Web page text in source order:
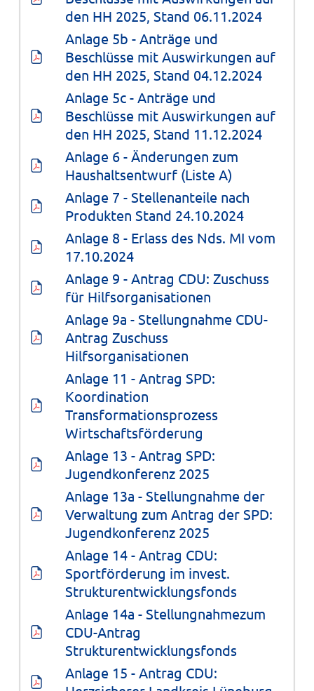
den HH 2025, Stand 06.11.2024
Anlage 5b - Anträge und
Beschlüsse mit Auswirkungen auf
den HH 2025, Stand 04.12.2024
Anlage 5c - Anträge und
Beschlüsse mit Auswirkungen auf
den HH 2025, Stand 11.12.2024
Anlage 6 - Änderungen zum
Haushaltsentwurf (Liste A)
Anlage 7 - Stellenanteile nach
Produkten Stand 24.10.2024
Anlage 8 - Erlass des Nds. MI vom
17.10.2024
Anlage 9 - Antrag CDU: Zuschuss
für Hilfsorganisationen
Anlage 9a - Stellungnahme CDU-
Antrag Zuschuss
Hilfsorganisationen
Anlage 11 - Antrag SPD:
Koordination
Transformationsprozess
Wirtschaftsförderung
Anlage 13 - Antrag SPD:
Jugendkonferenz 2025
Anlage 13a - Stellungnahme der
Verwaltung zum Antrag der SPD:
Jugendkonferenz 2025
Anlage 14 - Antrag CDU:
Sportförderung im invest.
Strukturentwicklungsfonds
Anlage 14a - Stellungnahmezum
CDU-Antrag
Strukturentwicklungsfonds
Anlage 15 - Antrag CDU: